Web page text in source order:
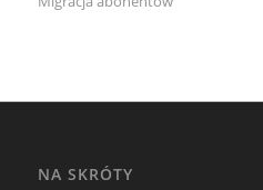
NA SKRÓTY